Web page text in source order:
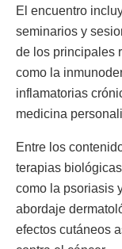
El encuentro
seminarios y
de los principales
como la
inflamatorias
medicina
Entre los
terapias
como la psoriasis
abordaje
efectos cutáneos